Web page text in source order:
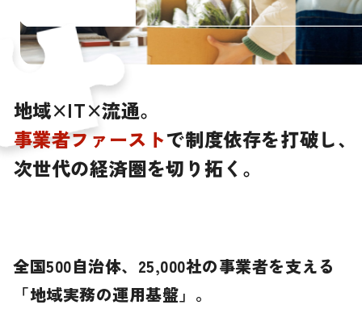
地域×IT×流通。
事業者ファース トで制度依存を打破し、
次世代の経済圏を切 り拓く 。
全国500自治体、25,000社の事業者を支える
「地域実務の運用基盤」。